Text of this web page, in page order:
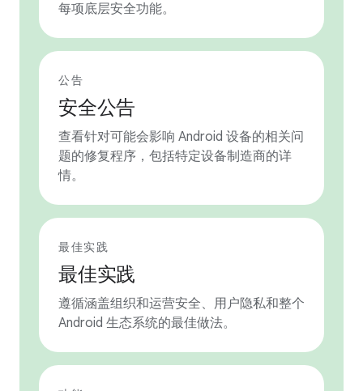
每项底层安全功能。
公告
安全公告
查看针对可能会影响 Android 设备的相关问
题的修复程序，包括特定设备制造商的详
情。
最佳实践
最佳实践
遵循涵盖组织和运营安全、用户隐私和整个
Android 生态系统的最佳做法。